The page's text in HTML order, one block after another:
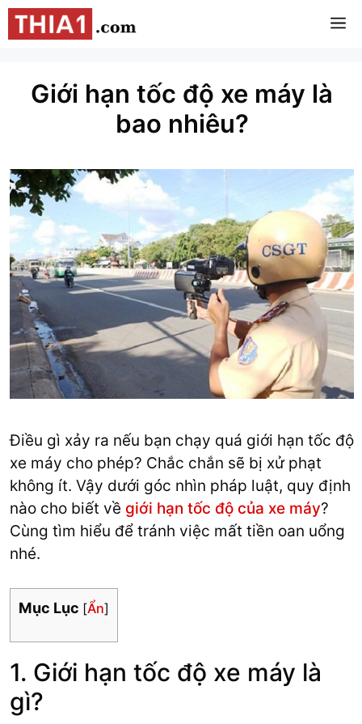
Chuyển
đến
Giới hạn tốc độ xe máy là
bao nhiêu?
Điều gì xảy ra nếu bạn chạy quá giới hạn tốc độ
xe máy cho phép? Chắc chắn sẽ bị xử phạt
không ít. Vậy dưới góc nhìn pháp luật, quy định
nào cho biết về giới hạn tốc độ của xe máy?
Cùng tìm hiểu để tránh việc mất tiền oan uổng
nhé.
Mục Lục [Ẩn]
1. Giới hạn tốc độ xe máy là
gì?